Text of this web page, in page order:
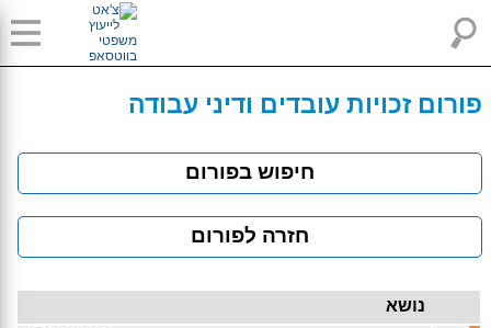
פורום זכויות עובדים ודיני עבודה
חיפוש בפורום
חזרה לפורום
נושא